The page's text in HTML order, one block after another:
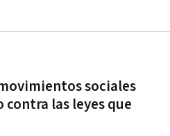
movimientos sociales
contra las leyes que